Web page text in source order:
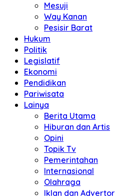
Mesuji
Way Kanan
Pesisir Barat
Hukum
Politik
Legislatif
Ekonomi
Pendidikan
Pariwisata
Lainya
Berita Utama
Hiburan dan Artis
Opini
Topik Tv
Pemerintahan
Internasional
Olahraga
Iklan dan